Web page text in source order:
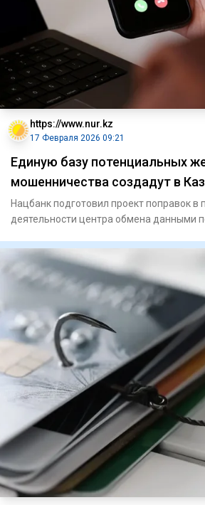
https://www.nur.kz
17 Февраля 2026 09:21
Единую базу потенциальных
мошенничества создадут в
Нацбанк подготовил проект поправок в
деятельности центра обмена данными